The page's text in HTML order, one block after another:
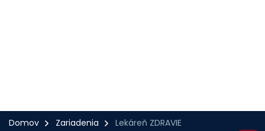
Domov Zariadenia Lekáreň ZDRAVIE